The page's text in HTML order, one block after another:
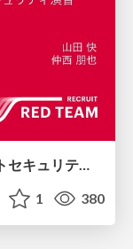
攻撃と防御で学ぶAI時代のプロダクトセキュリティ演習
1 380